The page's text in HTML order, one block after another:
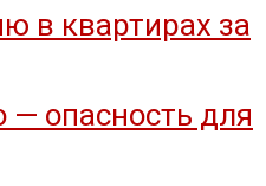
в квартирах за
— опасность для